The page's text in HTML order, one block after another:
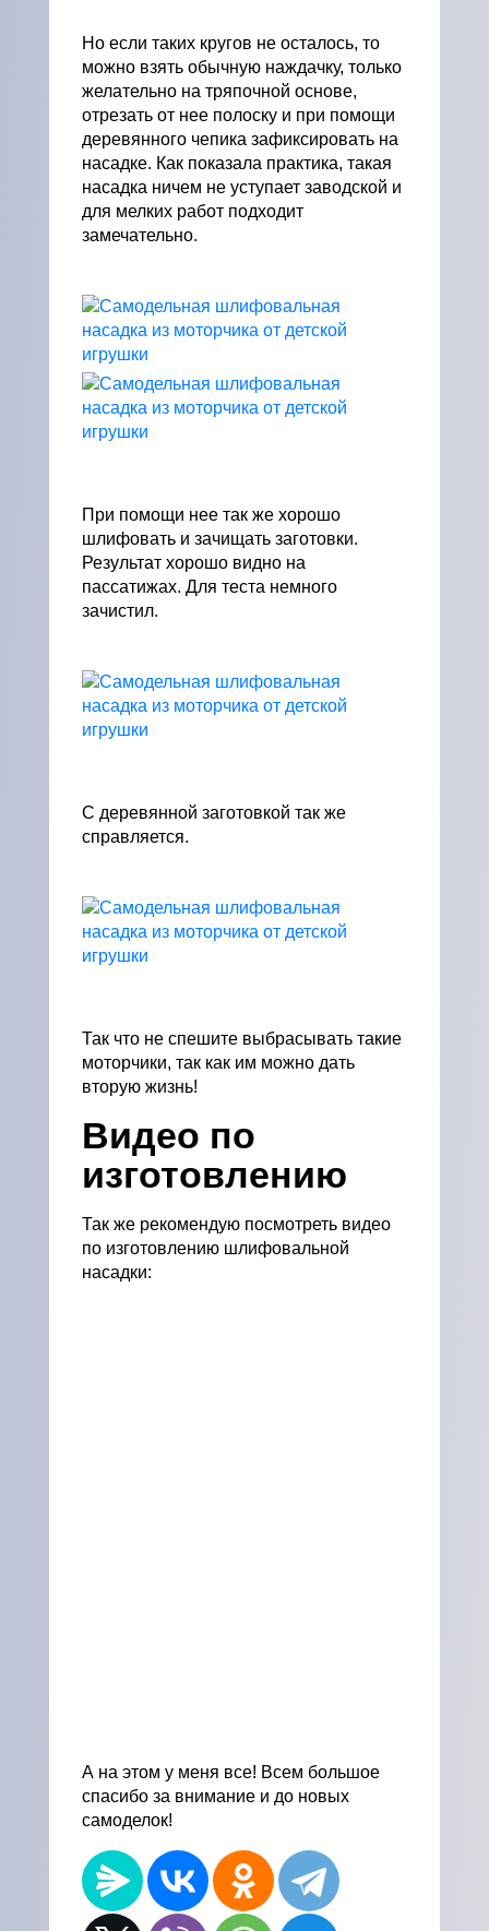
Но если таких кругов не осталось, то
можно взять обычную наждачку, только
желательно на тряпочной основе,
отрезать от нее полоску и при помощи
деревянного чепика зафиксировать на
насадке. Как показала практика, такая
насадка ничем не уступает заводской и
для мелких работ подходит
замечательно.
При помощи нее так же хорошо
шлифовать и зачищать заготовки.
Результат хорошо видно на
пассатижах. Для теста немного
зачистил.
С деревянной заготовкой так же
справляется.
Так что не спешите выбрасывать такие
моторчики, так как им можно дать
вторую жизнь!
Видео по
изготовлению
Так же рекомендую посмотреть видео
по изготовлению шлифовальной
насадки:
А на этом у меня все! Всем большое
спасибо за внимание и до новых
самоделок!